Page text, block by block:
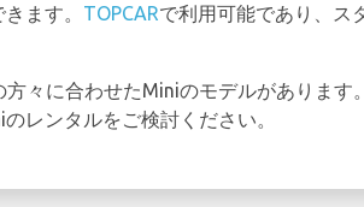
ます。 TOPCARで利用可能であり、ス
々に合わせたMiniのモデルがあります
レンタルをご検討ください。